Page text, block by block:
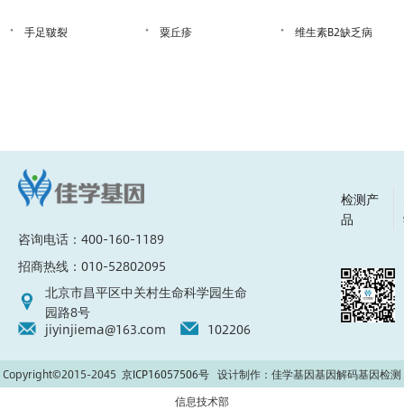
· 手足皲裂 · 粟丘疹 · 维生素B2缺乏病
咨询电话：400-160-1189
招商热线：010-52802095
北京市昌平区中关村生命科学园生命
园路8号
jiyinjiema@163.com
102206
检测产
品
Copyright©2015-2045 京ICP16057506号 设计制作：佳学基因基因解码基因检测
信息技术部